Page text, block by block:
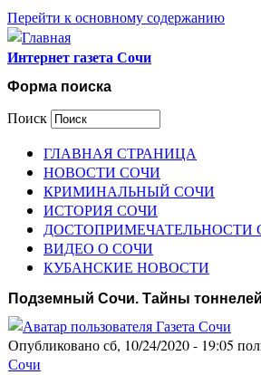
Перейти к основному содержанию
Интернет газета Сочи
Форма поиска
Поиск
ГЛАВНАЯ СТРАНИЦА
НОВОСТИ СОЧИ
КРИМИНАЛЬНЫЙ СОЧИ
ИСТОРИЯ СОЧИ
ДОСТОПРИМЕЧАТЕЛЬНОСТИ
ВИДЕО О СОЧИ
КУБАНСКИЕ НОВОСТИ
Подземный Сочи. Тайны
Опубликовано сб, 10/24/2020 - 19:05
Сочи